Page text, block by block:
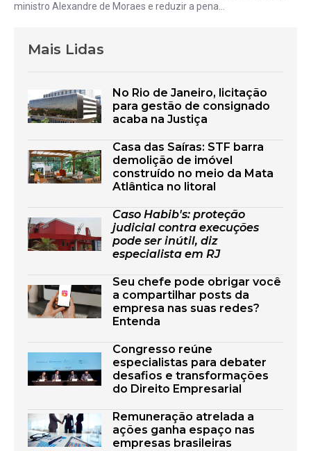
ministro Alexandre de Moraes e reduzir a pena...
Mais Lidas
No Rio de Janeiro, licitação
para gestão de consignado
acaba na Justiça
Casa das Saíras: STF barra
demolição de imóvel
construído no meio da Mata
Atlântica no litoral
Caso Habib's: proteção
judicial contra execuções
pode ser inútil, diz
especialista em RJ
Seu chefe pode obrigar você
a compartilhar posts da
empresa nas suas redes?
Entenda
Congresso reúne
especialistas para debater
desafios e transformações
do Direito Empresarial
Remuneração atrelada a
ações ganha espaço nas
empresas brasileiras